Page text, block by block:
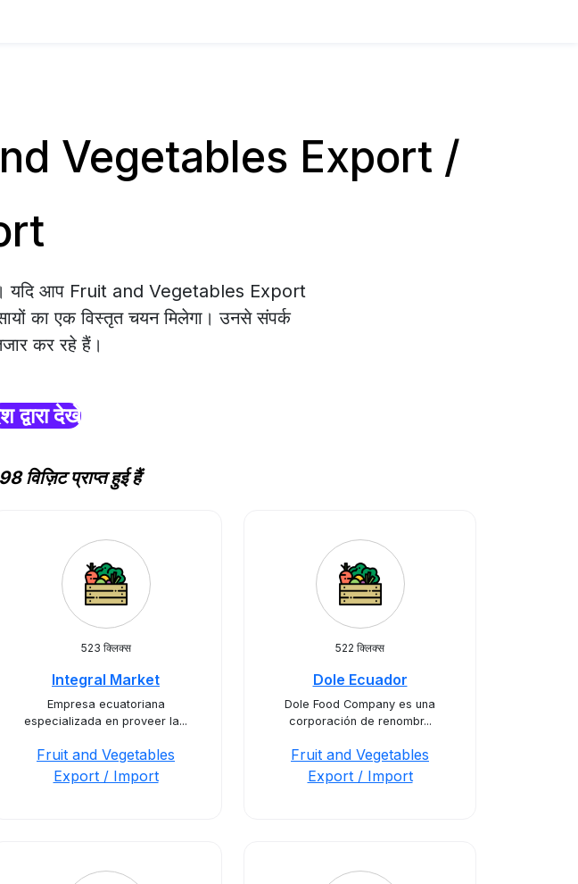
Vegetables Export /
हैं। यदि आप Fruit and Vegetables Export
का एक विस्तृत चयन मिलेगा। उनसे संपर्क
कर रहे हैं।
द्वारा देखें
विज़िट प्राप्त हुई हैं
523 क्लिक्स
Integral Market
Empresa ecuatoriana
especializada en proveer la...
Fruit and Vegetables
Export / Import
522 क्लिक्स
Dole Ecuador
Dole Food Company es una
corporación de renombr...
Fruit and Vegetables
Export / Import